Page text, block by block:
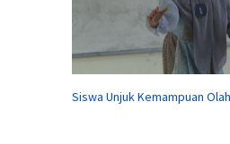
Siswa Unjuk Kemampuan